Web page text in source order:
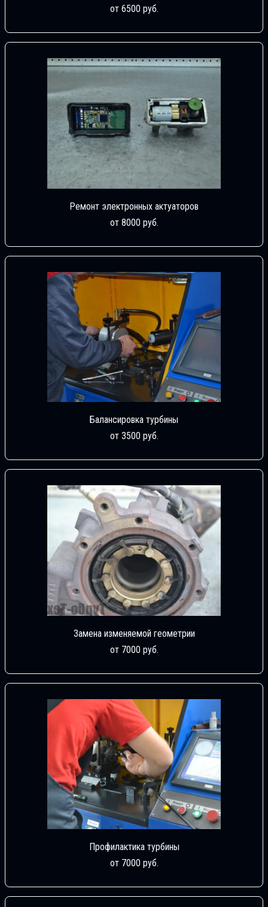
от 6500 руб.
Ремонт электронных актуаторов
от 8000 руб.
Балансировка турбины
от 3500 руб.
Замена изменяемой геометрии
от 7000 руб.
Профилактика турбины
от 7000 руб.